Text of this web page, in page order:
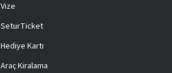
Vize
SeturTicket
Hediye Kartı
Araç Kiralama